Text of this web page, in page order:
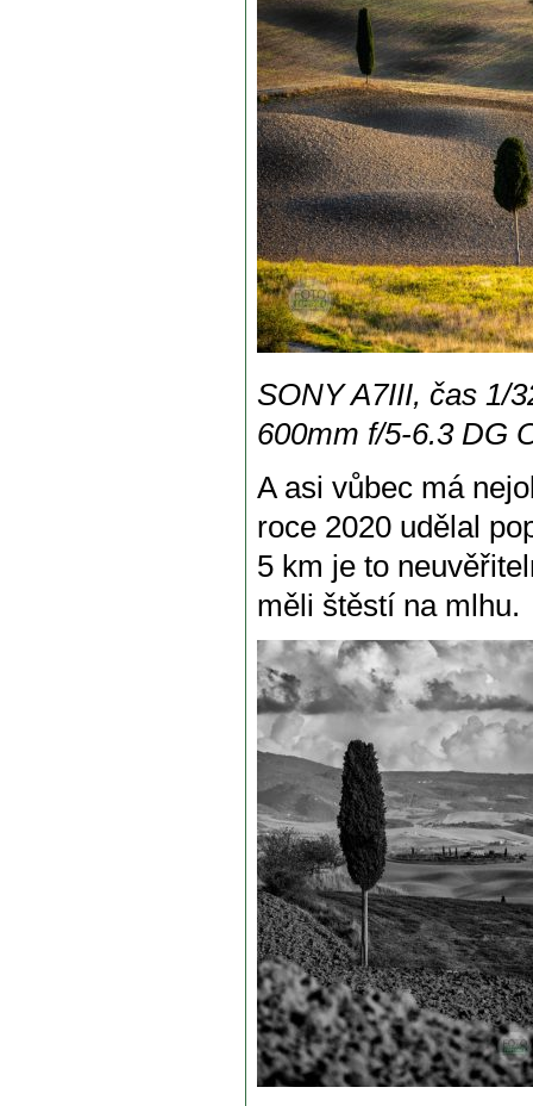
SONY A7III, čas 1/
600mm f/5-6.3 DG
A asi vůbec má
roce 2020 udělal
5 km je to
měli štěstí na mlhu.